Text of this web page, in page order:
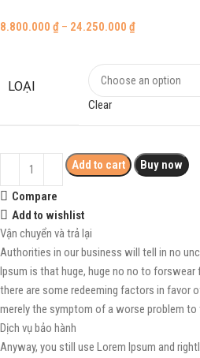
8.800.000₫ – 24.250.000₫
LOẠI
Clear
Add to cart Buy now
Compare
Add to wishlist
Vận chuyển và trả lại
Authorities in our business will tell in no
Ipsum is that huge, huge no no to forswear
there are some redeeming factors in favor
merely the symptom of a worse problem
Dịch vụ bảo hành
Anyway, you still use Lorem Ipsum and